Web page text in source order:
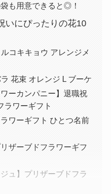
も用意できると◎！
いにぴったりの花10
ルコキキョウ アレンジメ
ラ 花束 オレンジ L ブーケ
ワーカンパニー】退職祝
ラワーギフト
ラワーギフト ひとつ名前
リザーブドフラワーギフ
ジュ】プリザーブドフラ